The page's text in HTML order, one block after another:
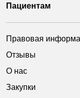
Пациентам
Правовая
Отзывы
О нас
Закупки